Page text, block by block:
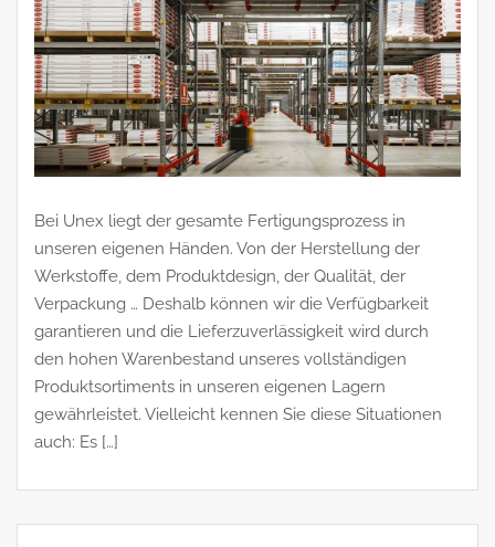
Bei Unex liegt der gesamte Fertigungsprozess in
unseren eigenen Händen. Von der Herstellung der
Werkstoffe, dem Produktdesign, der Qualität, der
Verpackung … Deshalb können wir die Verfügbarkeit
garantieren und die Lieferzuverlässigkeit wird durch
den hohen Warenbestand unseres vollständigen
Produktsortiments in unseren eigenen Lagern
gewährleistet. Vielleicht kennen Sie diese Situationen
auch: Es […]